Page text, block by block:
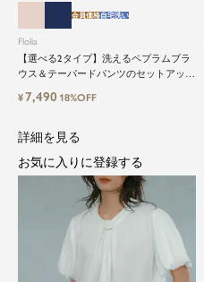
Flolia
【選べる2タイプ】洗えるペプラムブラ
ウス＆テーパードパンツのセットアップ
会員価格自宅洗い
¥7,490 18%OFF
詳細を見る
お気に入りに登録する